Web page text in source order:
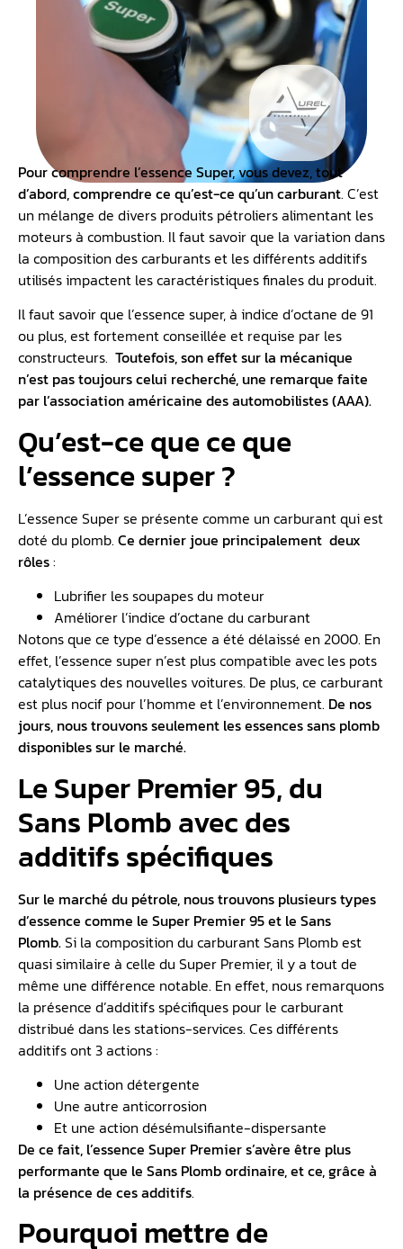
Comment effectuer l’homologation d’un véhicule ?
Pour comprendre l’essence Super, vous devez, tout
d’abord, comprendre ce qu’est-ce qu’un carburant. C’est
un mélange de divers produits pétroliers alimentant les
moteurs à combustion. Il faut savoir que la variation dans
la composition des carburants et les différents additifs
utilisés impactent les caractéristiques finales du produit.
Il faut savoir que l’essence super, à indice d’octane de 91
ou plus, est fortement conseillée et requise par les
constructeurs. Toutefois, son effet sur la mécanique
n’est pas toujours celui recherché, une remarque faite
Qu’est-ce que ce que
l’essence super ?
L’essence Super se présente comme un carburant qui est
doté du plomb.
Ce dernier joue principalement deux
rôles
Lubrifier les soupapes du moteur
Améliorer l’indice d’octane du carburant
Notons que ce type d’essence a été délaissé en 2000. En
effet, l’essence super n’est plus compatible avec les pots
catalytiques des nouvelles voitures. De plus, ce carburant
est plus nocif pour l’homme et l’environnement.
jours, nous trouvons seulement les essences sans plomb
disponibles sur le marché.
Le Super Premier 95, du
Sans Plomb avec des
additifs spécifiques
Sur le marché du pétrole, nous trouvons plusieurs types
d’essence comme le Super Premier 95 et le Sans
Plomb. Si la composition du carburant Sans Plomb est
quasi similaire à celle du Super Premier, il y a tout de
même une différence notable. En effet, nous remarquons
la présence d’additifs spécifiques pour le carburant
distribué dans les stations-services. Ces différents
additifs ont 3 actions :